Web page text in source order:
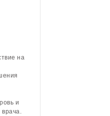
на
и
врача.